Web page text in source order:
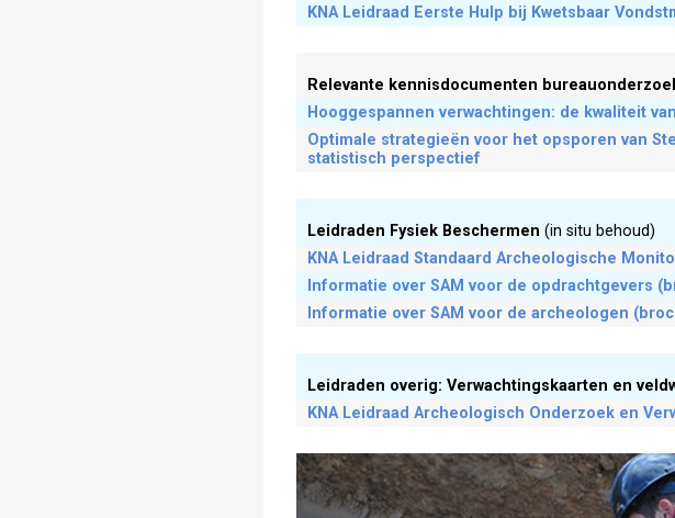
KNA Leidraad Eerste Hulp bij Kwetsbaar
Relevante kennisdocumenten
Hooggespannen verwachtingen: de kwaliteit
Optimale strategieën voor het opsporen van
statistisch perspectief
Leidraden Fysiek Beschermen (in situ behoud)
KNA Leidraad Standaard Archeologische
Informatie over SAM voor de opdrachtgevers
Informatie over SAM voor de archeologen
Leidraden overig: Verwachtingskaarten en
KNA Leidraad Archeologisch Onderzoek en